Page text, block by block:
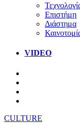
Επιστήμη
Διάστημα
VIDEO
CULTURE